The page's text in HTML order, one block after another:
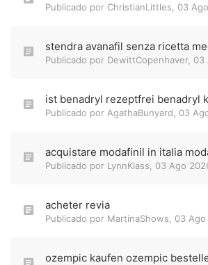
Publicado por ChristianLittles 03
stendra avanafil senza ricetta
Publicado por DewittCopenhaver, 03
ist benadryl rezeptfrei benadryl
Publicado por AgathaBunyard 03
acquistare modafinil in italia
Publicado por LynnKlass 03 Ago
acheter revia
Publicado por MartinaShows 03
ozempic kaufen ozempic